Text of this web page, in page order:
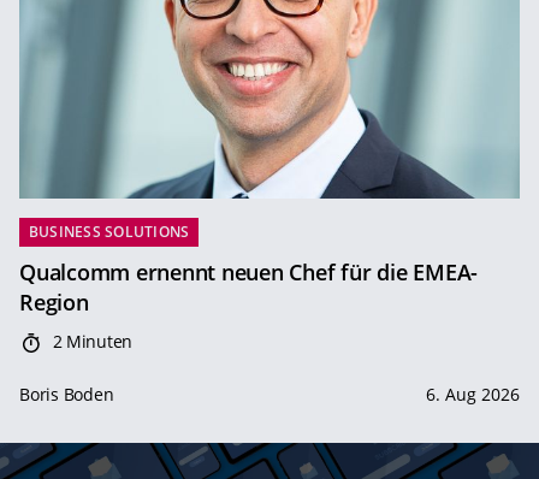
BUSINESS SOLUTIONS
Qualcomm ernennt neuen Chef für die EMEA-
Region
2 Minuten
Boris Boden 6. Aug 2026